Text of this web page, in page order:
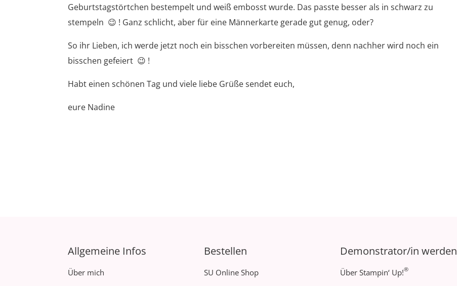
Geburtstagstörtchen bestempelt und weiß embosst wurde. Das passte besser als in schwarz zu
stempeln 😉 ! Ganz schlicht, aber für eine Männerkarte gerade gut genug, oder?
So ihr Lieben, ich werde jetzt noch ein bisschen vorbereiten müssen, denn nachher wird noch ein
bisschen gefeiert 😉 !
Habt einen schönen Tag und viele liebe Grüße sendet euch,
eure Nadine
Allgemeine Infos
Über mich
Bestellen
SU Online Shop
Demonstrator/in werden
Über Stampin‘ Up!®